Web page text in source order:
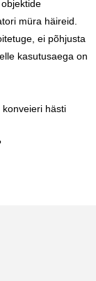
müra häireid.
ei põhjusta
kasutusaega on
hästi